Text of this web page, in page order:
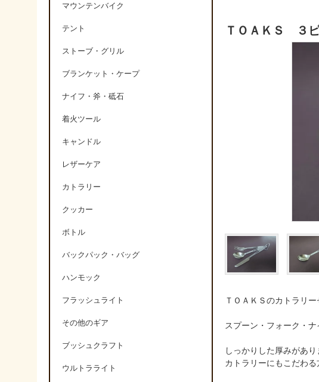
ＴＯＡＫＳ ３
ＴＯＡＫＳのカトラリー
スプーン・フォーク・
しっかりした厚みがあ
カトラリーにもこだわる
マウンテンバイク
テント
ストーブ・グリル
ブランケット・ケープ
ナイフ・斧・砥石
着火ツール
キャンドル
レザーケア
カトラリー
クッカー
ボトル
バックパック・バッグ
ハンモック
フラッシュライト
その他のギア
ブッシュクラフト
ウルトラライト